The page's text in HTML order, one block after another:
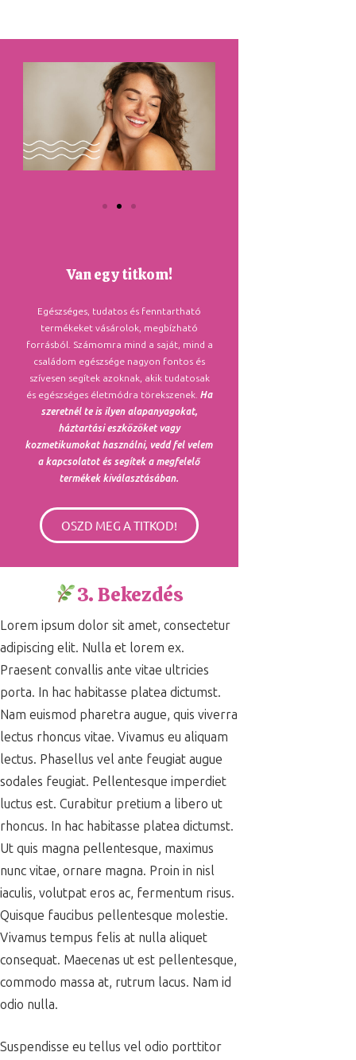
Van egy titkom!
Egészséges, tudatos és fenntartható
termékeket vásárolok, megbízható
forrásból. Számomra mind a saját, mind a
családom egészsége nagyon fontos és
szívesen segítek azoknak, akik tudatosak
és egészséges életmódra törekszenek. Ha
szeretnél te is ilyen alapanyagokat,
háztartási eszközöket vagy
kozmetikumokat használni, vedd fel velem
a kapcsolatot és segítek a megfelelő
termékek kiválasztásában.
OSZD MEG A TITKOD!
3. Bekezdés
Lorem ipsum dolor sit amet, consectetur
adipiscing elit. Nulla et lorem ex.
Praesent convallis ante vitae ultricies
porta. In hac habitasse platea dictumst.
Nam euismod pharetra augue, quis viverra
lectus rhoncus vitae. Vivamus eu aliquam
lectus. Phasellus vel ante feugiat augue
sodales feugiat. Pellentesque imperdiet
luctus est. Curabitur pretium a libero ut
rhoncus. In hac habitasse platea dictumst.
Ut quis magna pellentesque, maximus
nunc vitae, ornare magna. Proin in nisl
iaculis, volutpat eros ac, fermentum risus.
Quisque faucibus pellentesque molestie.
Vivamus tempus felis at nulla aliquet
consequat. Maecenas ut est pellentesque,
commodo massa at, rutrum lacus. Nam id
odio nulla.
Suspendisse eu tellus vel odio porttitor